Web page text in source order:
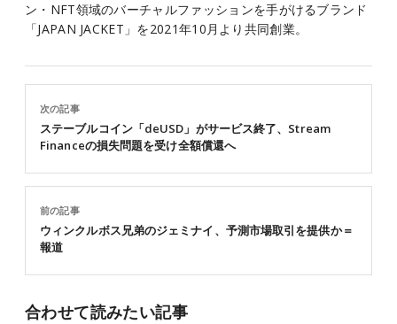
ン・NFT領域のバーチャルファッションを手がけるブランド
「JAPAN JACKET」を2021年10月より共同創業。
前の記事
ウィンクルボス兄弟のジェミナイ、予測市場取引を提供か＝
報道
次の記事
ステーブルコイン「deUSD」がサービス終了、Stream
Financeの損失問題を受け全額償還へ
合わせて読みたい記事